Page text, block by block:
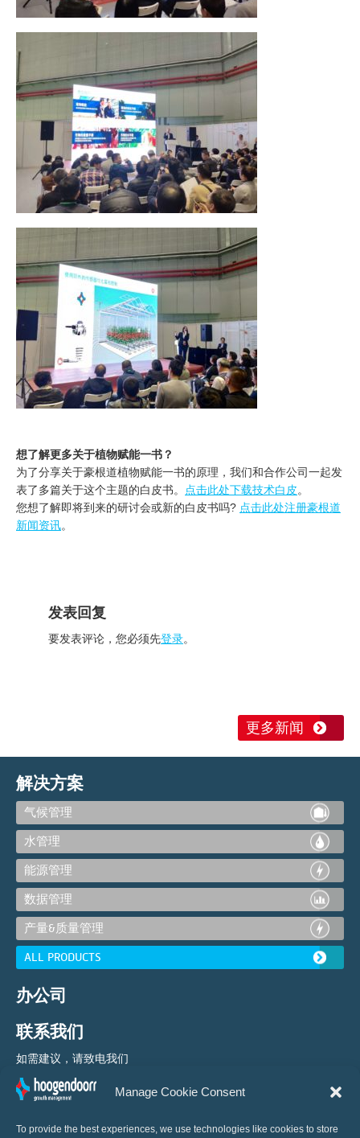
Manage Cookie Consent
To provide the best experiences, we use technologies like cookies to store
想了解更多关于植物赋能一书？
为了分享关于豪根道植物赋能一书的原理，我们和合作公司一起发
表了多篇关于这个主题的白皮书。
点击此处下载技术白皮。
您想了解即将到来的研讨会或新的白皮书吗? 点击此处注册豪根道
新闻资讯。
发表回复
要发表评论，您必须先登录。
更多新闻
解决方案
气候管理
水管理
能源管理
数据管理
产量&质量管理
ALL PRODUCTS
办公司
联系我们
如需建议，请致电我们
+8610 65016548